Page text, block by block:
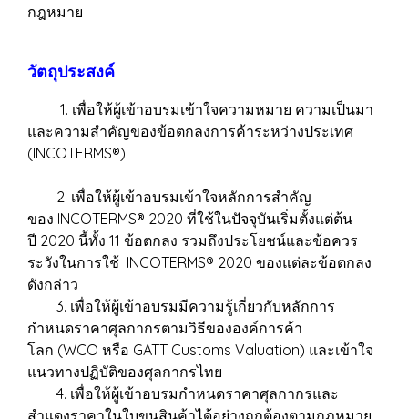
กฎหมาย
วัตถุประสงค์
1. เพื่อให้ผู้เข้าอบรมเข้าใจความหมาย ความเป็นมา
และความสำคัญของข้อตกลงการค้าระหว่างประเทศ
(INCOTERMS®)
2. เพื่อให้ผู้เข้าอบรมเข้าใจหลักการสำคัญ
ของ INCOTERMS® 2020 ที่ใช้ในปัจจุบันเริ่มตั้งแต่ต้น
ปี 2020 นี้ทั้ง 11 ข้อตกลง รวมถึงประโยชน์และข้อควร
ระวังในการใช้ INCOTERMS® 2020 ของแต่ละข้อตกลง
ดังกล่าว
3. เพื่อให้ผู้เข้าอบรมมีความรู้เกี่ยวกับหลักการ
กำหนดราคาศุลกากรตามวิธีขององค์การค้า
โลก (WCO หรือ GATT Customs Valuation) และเข้าใจ
แนวทางปฏิบัติของศุลกากรไทย
4. เพื่อให้ผู้เข้าอบรมกำหนดราคาศุลกากรและ
สำแดงราคาในใบขนสินค้าได้อย่างถูกต้องตามกฎหมาย